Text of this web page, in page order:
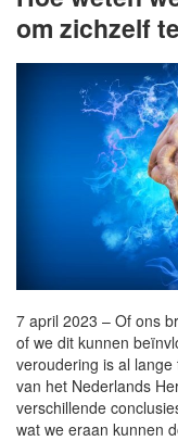
om zichzelf
7 april 2023 – Of ons
of we dit kunnen
veroudering is al
van het Nederlands
verschillende
wat we eraan kunnen